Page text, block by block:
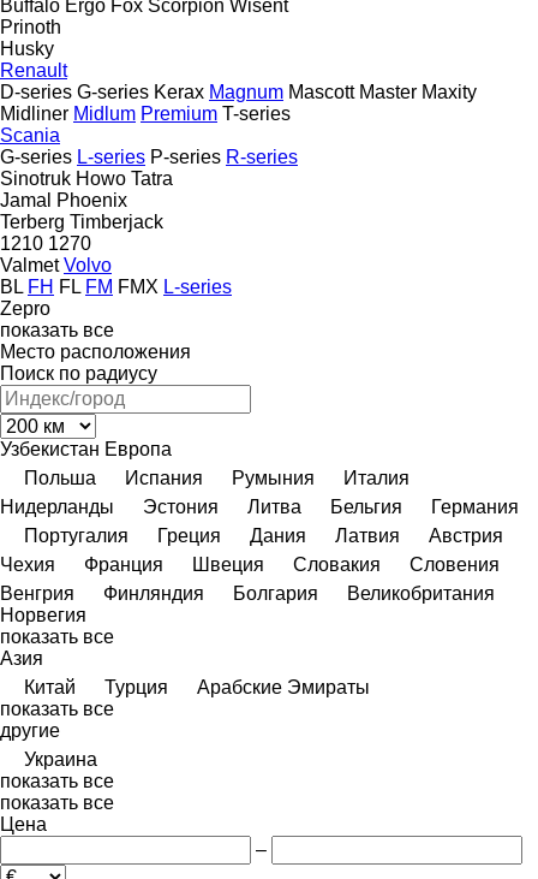
Buffalo Ergo Fox Scorpion Wisent
Prinoth
Husky
Renault
D-series G-series Kerax Magnum Mascott Master Maxity
Midliner Midlum Premium T-series
Scania
G-series L-series P-series R-series
Sinotruk Howo Tatra
Jamal
Phoenix
Terberg Timberjack
1210 1270
Valmet Volvo
BL FH FL FM FMX L-series
Zepro
показать все
Место расположения
Поиск по радиусу
Узбекистан Европа
Польша
Испания Румыния
Италия
Нидерланды
Эстония Литва Бельгия
Германия
Португалия
Греция Дания Латвия
Австрия
Чехия
Франция Швеция Словакия
Словения
Венгрия
Финляндия Болгария
Великобритания
Норвегия
показать все
Азия
Китай
Турция
Арабские Эмираты
показать все
другие
Украина
показать все
показать все
Цена
–